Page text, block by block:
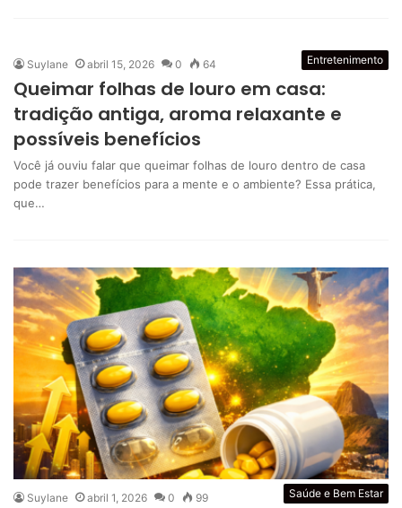
Entretenimento
Suylane abril 15, 2026 0 64
Queimar folhas de louro em casa:
tradição antiga, aroma relaxante e
possíveis benefícios
Você já ouviu falar que queimar folhas de louro dentro de casa
pode trazer benefícios para a mente e o ambiente? Essa prática,
que…
Saúde e Bem Estar
Suylane abril 1, 2026 0 99